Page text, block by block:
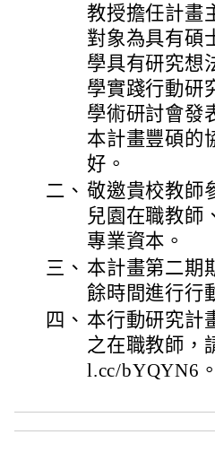
教授擔任計畫
對象為具有碩
學具有研究想
學實踐行動研
學術研討會發
本計畫豐碩的
好。
二、 敬邀貴校教師
兒園在職教師
專業資本。
三、 本計畫第二期
餘時間進行行
四、 本行動研究計
之在職教師，
l.cc/bYQYN6